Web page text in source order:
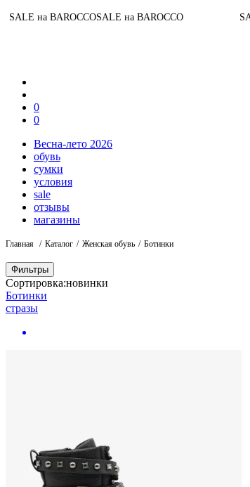
на BAROCCOSALE на BAROCCO SALE
0
0
Весна-лето 2026
обувь
сумки
условия
sale
отзывы
магазины
Главная Каталог Женская обувь Ботинки
Фильтры
Сортировка:новинки
Ботинки
стразы